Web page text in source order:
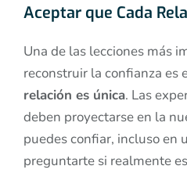
Aceptar que Cada
Una de las lecciones más
reconstruir la confianza es
relación es única. Las
deben proyectarse en la
puedes confiar, incluso en
preguntarte si realmente